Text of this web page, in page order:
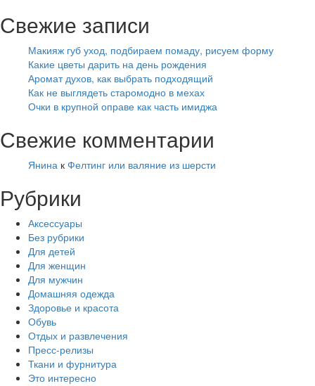
Свежие записи
Макияж губ уход, подбираем помаду, рисуем форму
Какие цветы дарить на день рождения
Аромат духов, как выбрать подходящий
Как не выглядеть старомодно в мехах
Очки в крупной оправе как часть имиджа
Свежие комментарии
Янина к Фелтинг или валяние из шерсти
Рубрики
Аксессуары
Без рубрики
Для детей
Для женщин
Для мужчин
Домашняя одежда
Здоровье и красота
Обувь
Отдых и развлечения
Пресс-релизы
Ткани и фурнитура
Это интересно